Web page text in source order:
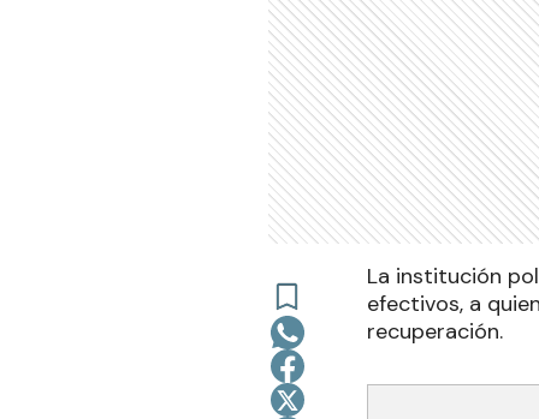
La institución
efectivos, a
recuperación.